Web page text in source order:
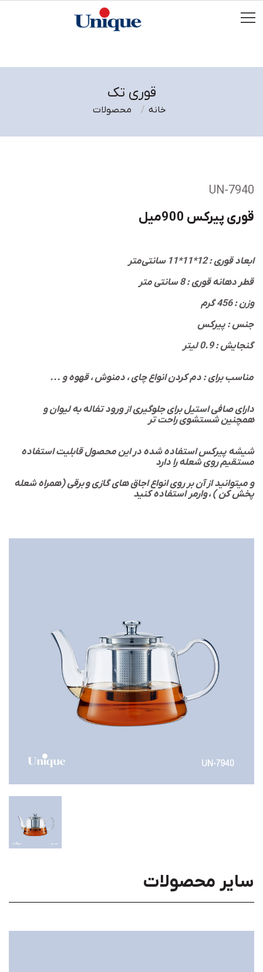
قوری تک
محصولات خانه
UN-7940
قوری پیرکس 900میل
ابعاد قوری : 12*11*11 سانتی‌متر
قطر دهانه قوری : 8 سانتی متر
وزن : 456 گرم
جنس : پیرکس
گنجایش : 0.9 لیتر
دارای صافی استیل برای جلوگیری از ورود تفاله به لیوان و
همچنین شستشوی راحت تر
شیشه پیرکس استفاده شده در این محصول قابلیت استفاده
مستقیم روی شعله را دارد
و میتوانید از آن بر روی انواع اجاق های گازی و برقی (همراه شعله
پخش کن ) ، وارمر استفاده کنید
سایر محصولات